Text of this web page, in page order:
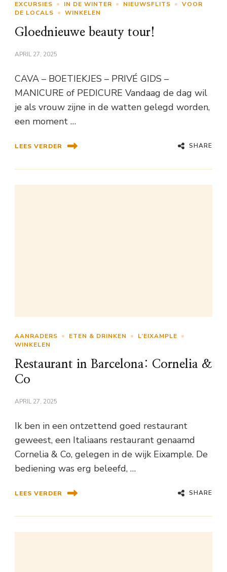
EXCURSIES
IN DE WINTER NIEUWSFLITS
VOOR
DE LOCALS
WINKELEN
Gloednieuwe beauty tour!
APRIL 27, 2025
CAVA – BOETIEKJES – PRIVÉ GIDS –
MANICURE of PEDICURE Vandaag de dag wil
je als vrouw zijne in de watten gelegd worden,
een moment …
LEES VERDER SHARE
AANRADERS ETEN & DRINKEN
L’EIXAMPLE
WINKELEN
Restaurant in Barcelona: Cornelia &
Co
APRIL 27, 2025
Ik ben in een ontzettend goed restaurant
geweest, een Italiaans restaurant genaamd
Cornelia & Co, gelegen in de wijk Eixample. De
bediening was erg beleefd, …
LEES VERDER SHARE